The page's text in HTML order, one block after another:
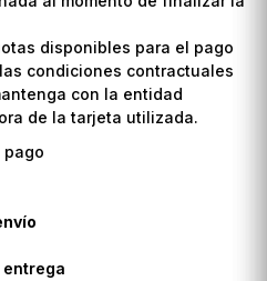
disponibles para el pago
condiciones contractuales
con la entidad
de la tarjeta utilizada.
entrega